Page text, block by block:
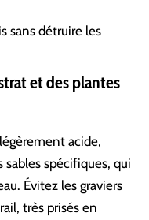
sans détruire les
et des plantes
acide,
spécifiques, qui
Évitez les graviers
très prisés en